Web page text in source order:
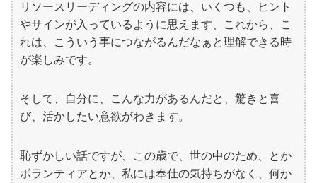
リソースリーディングの内容には、いくつも、ヒント
やサインが入っているように思えます、これから、こ
れは、こういう事につながるんだなぁと理解できる時
が楽しみです。
そして、自分に、こんな力があるんだと、驚きと喜
び、活かしたい意欲がわきます。
恥ずかしい話ですが、この歳で、世の中のため、とか
ボランティアとか、私には奉仕の気持ちがなく、何か